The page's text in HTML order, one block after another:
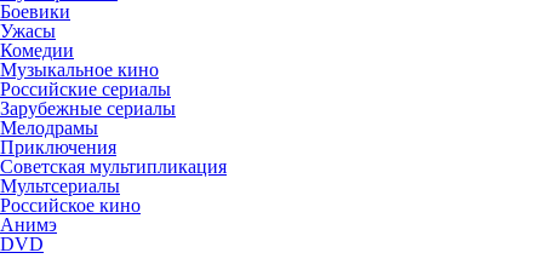
Боевики
Ужасы
Комедии
Музыкальное кино
Российские сериалы
Зарубежные сериалы
Мелодрамы
Приключения
Советская мультипликация
Мультсериалы
Российское кино
Анимэ
DVD